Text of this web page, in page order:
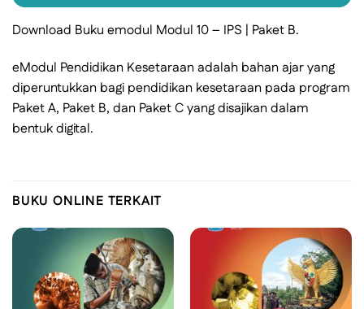
Download Buku emodul Modul 10 – IPS | Paket B.
eModul Pendidikan Kesetaraan adalah bahan ajar yang
diperuntukkan bagi pendidikan kesetaraan pada program
Paket A, Paket B, dan Paket C yang disajikan dalam
bentuk digital.
BUKU ONLINE TERKAIT